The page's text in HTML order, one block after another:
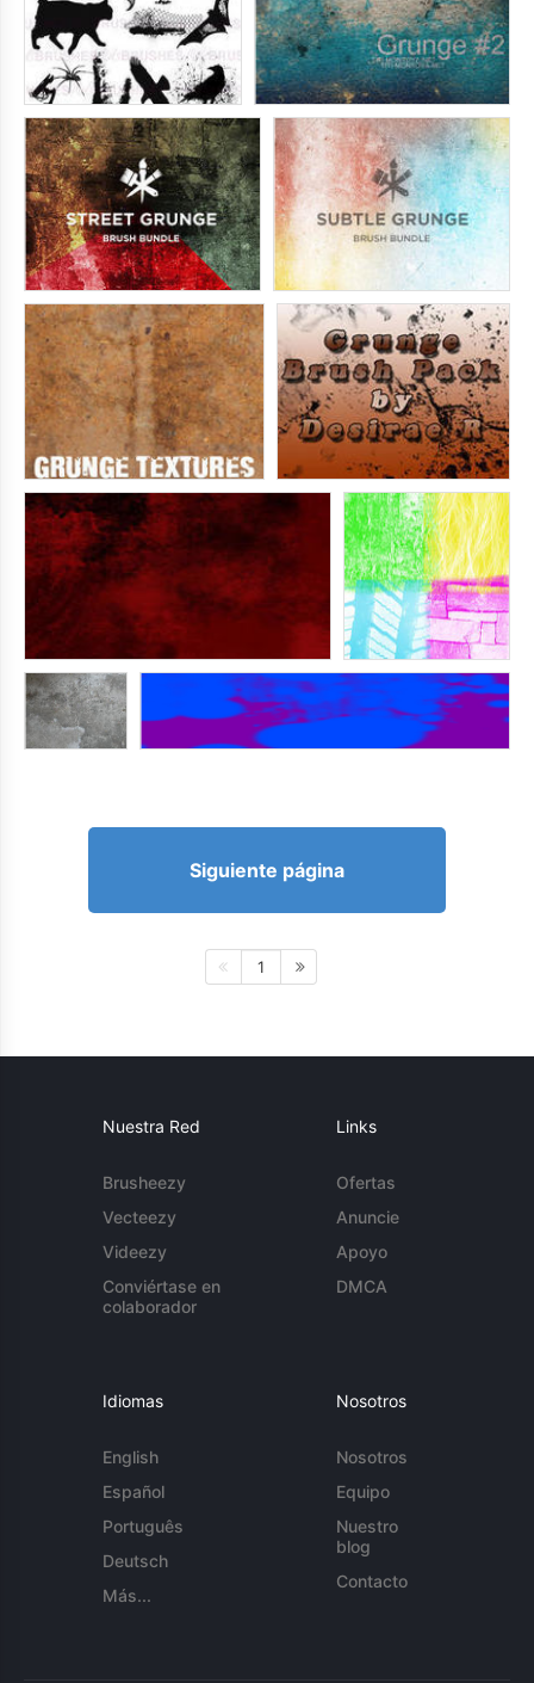
Siguiente página
1
Nuestra Red
Brusheezy
Vecteezy
Videezy
Conviértase en
colaborador
Links
Ofertas
Anuncie
Apoyo
DMCA
Idiomas
English
Español
Português
Deutsch
Más...
Nosotros
Nosotros
Equipo
Nuestro
blog
Contacto